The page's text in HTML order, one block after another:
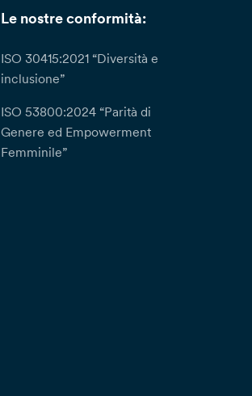
Le nostre conformità:
ISO 30415:2021 “Diversità e
inclusione”
ISO 53800:2024 “Parità di
Genere ed Empowerment
Femminile”